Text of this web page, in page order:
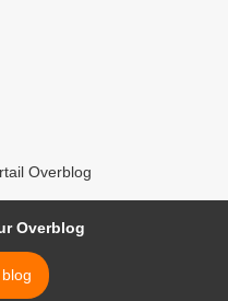
Overblog
Overblog